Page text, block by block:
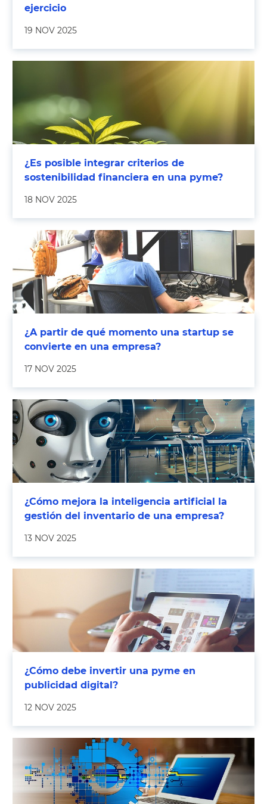
ejercicio
19 NOV 2025
¿Es posible integrar criterios de
sostenibilidad financiera en una pyme?
18 NOV 2025
¿A partir de qué momento una startup se
convierte en una empresa?
17 NOV 2025
¿Cómo mejora la inteligencia artificial la
gestión del inventario de una empresa?
13 NOV 2025
¿Cómo debe invertir una pyme en
publicidad digital?
12 NOV 2025